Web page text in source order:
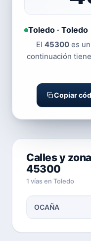
Toledo · Toledo
El 45300 es
continuación
Copiar
Calles y
45300
1 vías en Toledo
OCAÑA